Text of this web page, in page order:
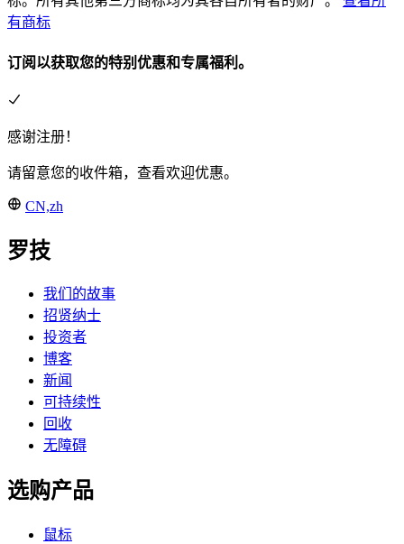
有商标
订阅以获取您的特别优惠和专属福利。
感谢注册！
请留意您的收件箱，查看欢迎优惠。
CN,zh
罗技
我们的故事
招贤纳士
投资者
博客
新闻
可持续性
回收
无障碍
选购产品
鼠标